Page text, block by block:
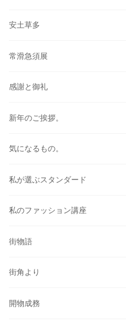
安土草多
常滑急須展
感謝と御礼
新年のご挨拶。
気になるもの。
私が選ぶスタンダード
私のファッション講座
街物語
街角より
開物成務